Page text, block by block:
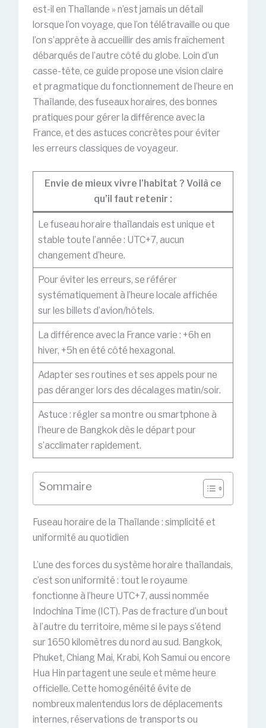
est-il en Thaïlande » n’est jamais un détail
lorsque l’on voyage, que l’on télétravaille ou que
l’on s’apprête à accueillir des amis fraîchement
débarqués de l’autre côté du globe. Loin d’un
casse-tête, ce guide propose une vision claire
et pragmatique du fonctionnement de l’heure en
Thaïlande, des fuseaux horaires, des bonnes
pratiques pour gérer la différence avec la
France, et des astuces concrètes pour éviter
les erreurs classiques de voyageur.
Envie de mieux vivre l’habitat ? Voilà ce
qu’il faut retenir :
Le fuseau horaire thaïlandais est unique et
stable toute l’année : UTC+7, aucun
changement d’heure.
Pour éviter les erreurs, se référer
systématiquement à l’heure locale affichée
sur les billets d’avion/hôtels.
La différence avec la France varie : +6h en
hiver, +5h en été côté hexagonal.
Adapter ses routines et ses appels pour ne
pas déranger lors des décalages matin/soir.
Astuce : régler sa montre ou smartphone à
l’heure de Bangkok dès le départ pour
s’acclimater rapidement.
Sommaire
Fuseau horaire de la Thaïlande : simplicité et
uniformité au quotidien
L’une des forces du système horaire thaïlandais,
c’est son uniformité : tout le royaume
fonctionne à l’heure UTC+7, aussi nommée
Indochina Time (ICT). Pas de fracture d’un bout
à l’autre du territoire, même si le pays s’étend
sur 1650 kilomètres du nord au sud. Bangkok,
Phuket, Chiang Mai, Krabi, Koh Samui ou encore
Hua Hin partagent une seule et même heure
officielle. Cette homogénéité évite de
nombreux malentendus lors de déplacements
internes, réservations de transports ou